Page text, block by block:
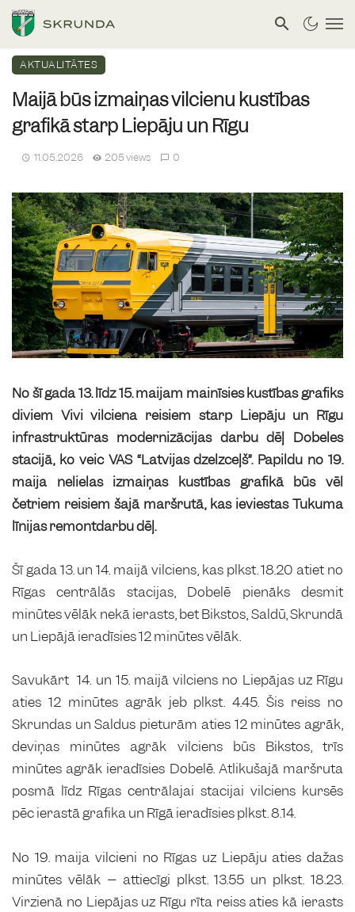
AKTUALITĀTES
Maijā būs izmaiņas vilcienu kustības
grafikā starp Liepāju un Rīgu
11.05.2026 205 views 0
No šī gada 13. līdz 15. maijam mainīsies kustības grafiks
diviem Vivi vilciena reisiem starp Liepāju un Rīgu
infrastruktūras modernizācijas darbu dēļ Dobeles
stacijā, ko veic VAS “Latvijas dzelzceļš”. Papildu no 19.
maija nelielas izmaiņas kustības grafikā būs vēl
četriem reisiem šajā maršrutā, kas ieviestas Tukuma
līnijas remontdarbu dēļ.
Šī gada 13. un 14. maijā vilciens, kas plkst. 18.20 atiet no
Rīgas centrālās stacijas, Dobelē pienāks desmit
minūtes vēlāk nekā ierasts, bet Bikstos, Saldū, Skrundā
un Liepājā ieradīsies 12 minūtes vēlāk.
Savukārt 14. un 15. maijā vilciens no Liepājas uz Rīgu
aties 12 minūtes agrāk jeb plkst. 4.45. Šis reiss no
Skrundas un Saldus pieturām aties 12 minūtes agrāk,
deviņas minūtes agrāk vilciens būs Bikstos, trīs
minūtes agrāk ieradīsies Dobelē. Atlikušajā maršruta
posmā līdz Rīgas centrālajai stacijai vilciens kursēs
pēc ierastā grafika un Rīgā ieradīsies plkst. 8.14.
No 19. maija vilcieni no Rīgas uz Liepāju aties dažas
minūtes vēlāk – attiecīgi plkst. 13.55 un plkst. 18.23.
Virzienā no Liepājas uz Rīgu rīta reiss aties kā ierasts